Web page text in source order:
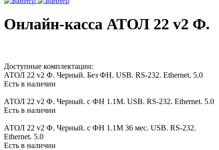
Онлайн-касса АТОЛ 22 v2 Ф.
Доступные комплектации:
АТОЛ 22 v2 Ф. Черный. Без ФН. USB. RS-232. Ethernet. 5.0
Есть в наличии
АТОЛ 22 v2 Ф. Черный. c ФН 1.1М. USB. RS-232. Ethernet. 5.0
Есть в наличии
АТОЛ 22 v2 Ф. Черный. c ФН 1.1М 36 мес. USB. RS-232.
Ethernet. 5.0
Есть в наличии